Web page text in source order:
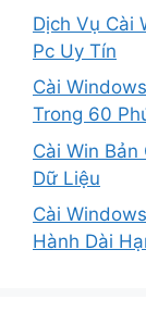
Dịch Vụ Cài
Pc Uy Tín
Cài
Trong 60
Cài Win Bản
Dữ Liệu
Cài
Hành Dài